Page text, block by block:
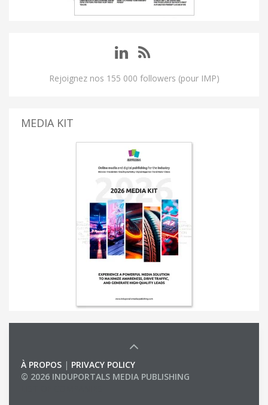
Rejoignez nos 155 000 followers (pour IMP)
MEDIA KIT
À PROPOS | PRIVACY POLICY
© 2026 INDUPORTALS MEDIA PUBLISHING